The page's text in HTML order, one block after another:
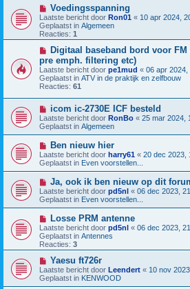
hb
r
i
c
h
N
i
e
u
w
b
e
r
i
c
h
t
Voedingsspanning
Laatste bericht door Ron01 « 10 apr 2024,
Geplaatst in Algemeen
Reacties: 1
N
e
u
w
b
e
c
h
Digitaal baseband bord voor
pre emph. filtering etc)
Laatste bericht door pe1mud « 06 apr 2024,
Geplaatst in ATV in de praktijk en zelfbouw
Reacties: 61
N
i
e
u
w
b
e
r
i
c
h
t
icom ic-2730E ICF besteld
Laatste bericht door RonBo « 25 mar 2024,
Geplaatst in Algemeen
N
i
e
u
w
b
e
r
i
h
t
Ben nieuw hier
Laatste bericht door harry61 « 20 dec 2023,
Geplaatst in Even voorstellen...
N
i
e
u
w
b
e
r
i
t
Ja, ook ik ben nieuw op dit
Laatste bericht door pd5nl « 06 dec 2023,
Geplaatst in Even voorstellen...
N
i
e
u
w
b
r
i
Losse PRM antenne
Laatste bericht door pd5nl « 06 dec 2023,
Geplaatst in Antennes
Reacties: 3
N
i
e
u
Yaesu ft726r
Laatste bericht door Leendert « 10 nov
Geplaatst in KENWOOD